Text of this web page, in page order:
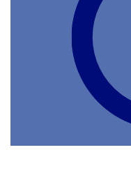
CATEGORIES: